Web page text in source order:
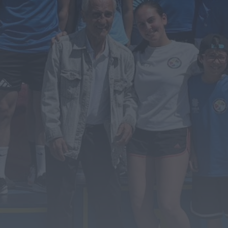
OuTonalidades apresenta Bolsa de
Grupos para 2027 com 48 projetos
musicais pré-selecionados
Centum Cellas entra na fase decisiva
HOJE, 23:24